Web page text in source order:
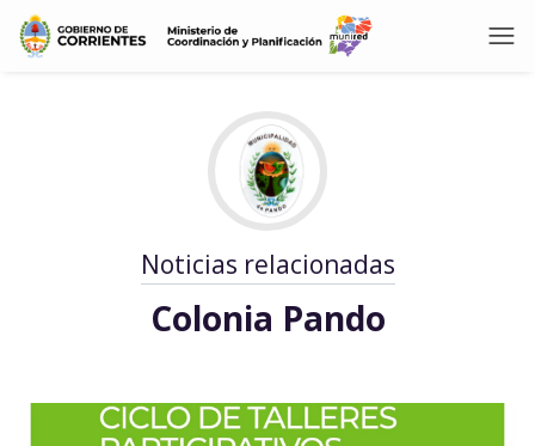
Noticias relacionadas
Colonia Pando